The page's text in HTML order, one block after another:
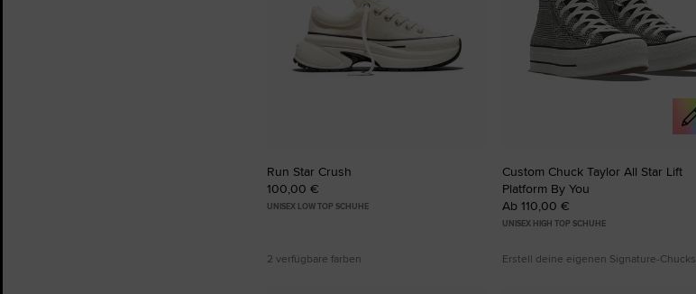
Run Star Crush
100,00 €
UNISEX LOW TOP SCHUHE
2 verfügbare farben
Custom Chuck Taylor All Star Lift
Platform By You
Ab 110,00 €
UNISEX HIGH TOP SCHUHE
Erstell deine eigenen Signature-Chucks